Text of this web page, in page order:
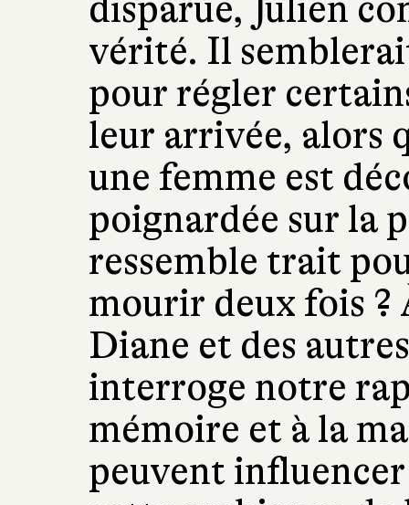
disparue, Julien
vérité. Il
pour régler
leur arrivée, alors
une femme est
poignardée sur la
ressemble trait
mourir deux fois ?
Diane et des
interroge notre
mémoire et à la
peuvent